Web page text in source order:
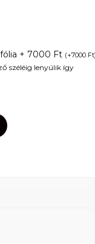
+ 7000 Ft (+7000 Ft
széléig lenyúlik így